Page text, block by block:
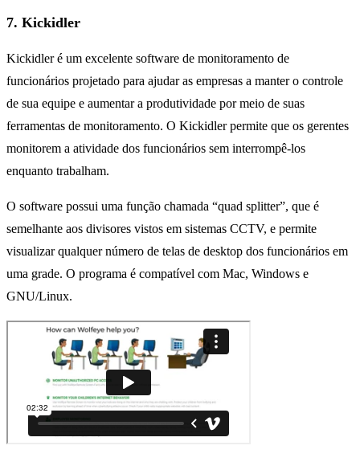
7. Kickidler
Kickidler é um excelente software de monitoramento de
funcionários projetado para ajudar as empresas a manter o controle
de sua equipe e aumentar a produtividade por meio de suas
ferramentas de monitoramento. O Kickidler permite que os gerentes
monitorem a atividade dos funcionários sem interrompê-los
enquanto trabalham.
O software possui uma função chamada “quad splitter”, que é
semelhante aos divisores vistos em sistemas CCTV, e permite
visualizar qualquer número de telas de desktop dos funcionários em
uma grade. O programa é compatível com Mac, Windows e
GNU/Linux.